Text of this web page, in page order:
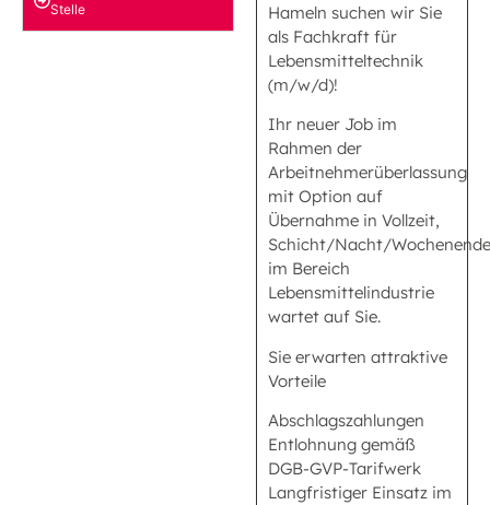
Stelle
Hameln suchen wir Sie
als Fachkraft für
Lebensmitteltechnik
(m/w/d)!
Ihr neuer Job im
Rahmen der
Arbeitnehmerüberlassung
mit Option auf
Übernahme in Vollzeit,
Schicht/Nacht/Wochenende
im Bereich
Lebensmittelindustrie
wartet auf Sie.
Sie erwarten attraktive
Vorteile
Abschlagszahlungen
Entlohnung gemäß
DGB-GVP-Tarifwerk
Langfristiger Einsatz im